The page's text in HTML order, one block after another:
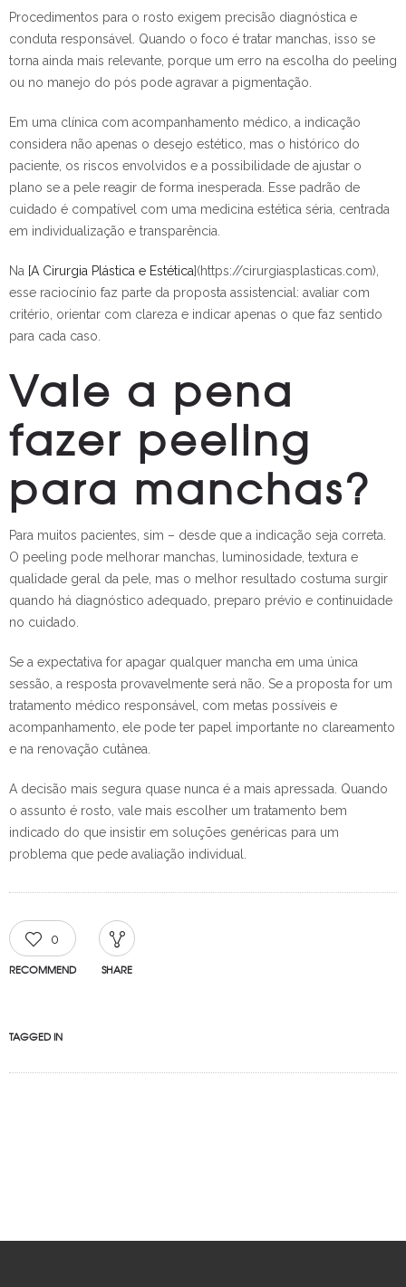
Procedimentos para o rosto exigem precisão diagnóstica e
conduta responsável. Quando o foco é tratar manchas, isso se
torna ainda mais relevante, porque um erro na escolha do peeling
ou no manejo do pós pode agravar a pigmentação.
Em uma clínica com acompanhamento médico, a indicação
considera não apenas o desejo estético, mas o histórico do
paciente, os riscos envolvidos e a possibilidade de ajustar o
plano se a pele reagir de forma inesperada. Esse padrão de
cuidado é compatível com uma medicina estética séria, centrada
em individualização e transparência.
Na [A Cirurgia Plástica e Estética](https://cirurgiasplasticas.com),
esse raciocínio faz parte da proposta assistencial: avaliar com
critério, orientar com clareza e indicar apenas o que faz sentido
para cada caso.
Vale a pena
fazer peeling
para manchas?
Para muitos pacientes, sim – desde que a indicação seja correta.
O peeling pode melhorar manchas, luminosidade, textura e
qualidade geral da pele, mas o melhor resultado costuma surgir
quando há diagnóstico adequado, preparo prévio e continuidade
no cuidado.
Se a expectativa for apagar qualquer mancha em uma única
sessão, a resposta provavelmente será não. Se a proposta for um
tratamento médico responsável, com metas possíveis e
acompanhamento, ele pode ter papel importante no clareamento
e na renovação cutânea.
A decisão mais segura quase nunca é a mais apressada. Quando
o assunto é rosto, vale mais escolher um tratamento bem
indicado do que insistir em soluções genéricas para um
problema que pede avaliação individual.
0
RECOMMEND SHARE
TAGGED IN